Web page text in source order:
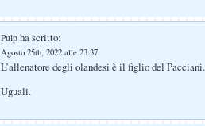
Pulp ha scritto:
Agosto 25th, 2022 alle 23:37
L’allenatore degli olandesi è il figlio del Pacciani.
Uguali.